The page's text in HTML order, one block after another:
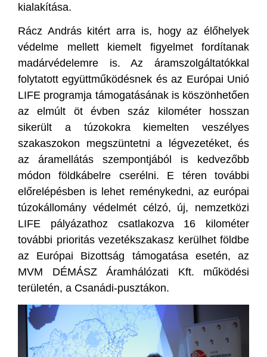
kialakítása.
Rácz András kitért arra is, hogy az élőhelyek
védelme mellett kiemelt figyelmet fordítanak
madárvédelemre is. Az áramszolgáltatókkal
folytatott együttműködésnek és az Európai Unió
LIFE programja támogatásának is köszönhetően
az elmúlt öt évben száz kilométer hosszan
sikerült a túzokokra kiemelten veszélyes
szakaszokon megszüntetni a légvezetéket, és
az áramellátás szempontjából is kedvezőbb
módon földkábelre cserélni. E téren további
előrelépésben is lehet reménykedni, az európai
túzokállomány védelmét célzó, új, nemzetközi
LIFE pályázathoz csatlakozva 16 kilométer
további prioritás vezetékszakasz kerülhet földbe
az Európai Bizottság támogatása esetén, az
MVM DÉMÁSZ Áramhálózati Kft. működési
területén, a Csanádi-pusztákon.